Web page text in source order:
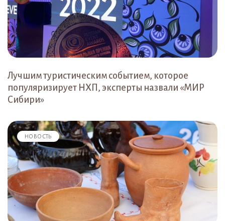
Лучшим туристическим событием, которое
популяризирует НХП, эксперты назвали «МИР
Сибири»
НОВОСТЬ